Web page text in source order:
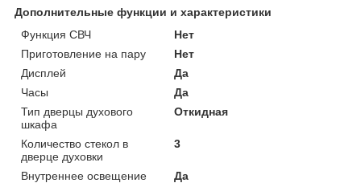
Дополнительные функции и характеристики
Функция СВЧ
Нет
Приготовление на пару
Нет
Дисплей
Да
Часы
Да
Тип дверцы духового
шкафа
Откидная
Количество стекол в
дверце духовки
3
Внутреннее освещение Да